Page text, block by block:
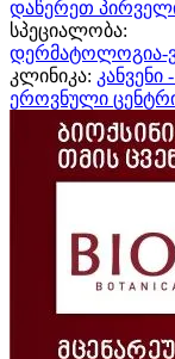
დაწერეთ
სპეციალობა:
დერმატოლოგია-
კლინიკა: კანვენი
ეროვნული